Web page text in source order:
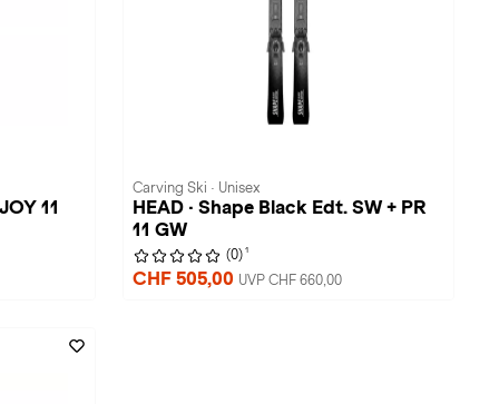
11
Carving Ski · Unisex
HEAD · Shape Black Edt. SW + PR
11 GW
(0) 1
CHF 505,00 UVP CHF 660,00